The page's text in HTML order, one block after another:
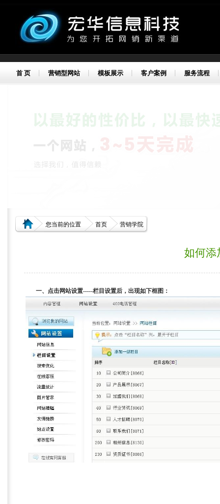
首 页 营销型网站 模板展示 客户案例 服务流程
您当前的位置 首页 营销学院
如何添
一、点击网站设置-----栏目设置后，出现如下框图：